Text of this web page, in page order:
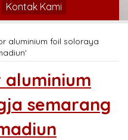
Kontak Kami
aluminium foil soloraya
semarang